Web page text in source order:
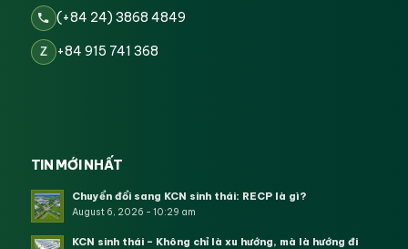
(+84 24) 3868 4849
Z +84 915 741 368
TIN MỚI NHẤT
Chuyển đổi sang KCN sinh thái: RECP là gì?
August 6, 2026 - 10:29 am
KCN sinh thái – Không chỉ là xu hướng, mà là hướng đi